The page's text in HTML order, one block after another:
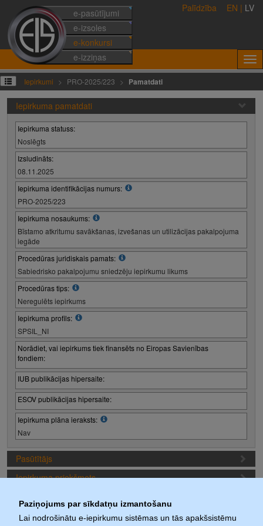
Paziņojums par sīkdatņu izmantošanu
Lai nodrošinātu e-iepirkumu sistēmas un tās apakšsistēmu
e-pasūtījumi
e-izsoles
e-konkursi
e-izziņas
Palīdzība EN | LV
Iepirkumi PRO-2025/223 Pamatdati
Iepirkuma pamatdati
Iepirkuma statuss:
Noslēgts
Izsludināts:
08.11.2025
Iepirkuma identifikācijas numurs:
PRO-2025/223
Iepirkuma nosaukums:
Bīstamo atkritumu savākšanas, izvešanas un utilizācijas pakalpojuma
iegāde
Procedūras juridiskais pamats:
Sabiedrisko pakalpojumu sniedzēju iepirkumu likums
Procedūras tips:
Neregulēts iepirkums
Iepirkuma profils:
SPSIL_NI
Norādiet, vai iepirkums tiek finansēts no Eiropas Savienības
fondiem:
IUB publikācijas hipersaite:
ESOV publikācijas hipersaite:
Iepirkuma plāna ieraksts:
Nav
Pasūtītājs
Iepirkuma priekšmets
Iepirkuma termiņi (1. iepirkuma posms)